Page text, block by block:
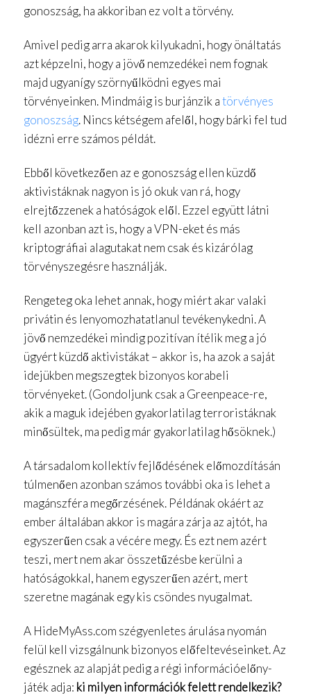
gonoszság, ha akkoriban ez volt a törvény.
Amivel pedig arra akarok kilyukadni, hogy önáltatás
azt képzelni, hogy a jövő nemzedékei nem fognak
majd ugyanígy szörnyűlködni egyes mai
törvényeinken. Mindmáig is burjánzik atörvényes
gonoszság. Nincs kétségem afelől, hogy bárki fel tud
idézni erre számos példát.
Ebből következően az e gonoszság ellen küzdő
aktivistáknak nagyon is jó okuk van rá, hogy
elrejtőzzenek a hatóságok elől. Ezzel együtt látni
kell azonban azt is, hogy a VPN-eket és más
kriptográfiai alagutakat nem csak és kizárólag
törvényszegésre használják.
Rengeteg oka lehet annak, hogy miért akar valaki
privátin és lenyomozhatatlanul tevékenykedni. A
jövő nemzedékei mindig pozitívan ítélik meg a jó
ügyért küzdő aktivistákat – akkor is, ha azok a saját
idejükben megszegtek bizonyos korabeli
törvényeket. (Gondoljunk csak a Greenpeace-re,
akik a maguk idejében gyakorlatilag terroristáknak
minősültek, ma pedig már gyakorlatilag hősöknek.)
A társadalom kollektív fejlődésének előmozdításán
túlmenően azonban számos további oka is lehet a
magánszféra megőrzésének. Példának okáért az
ember általában akkor is magára zárja az ajtót, ha
egyszerűen csak a vécére megy. És ezt nem azért
teszi, mert nem akar összetűzésbe kerülni a
hatóságokkal, hanem egyszerűen azért, mert
szeretne magának egy kis csöndes nyugalmat.
A HideMyAss.com szégyenletes árulása nyomán
felül kell vizsgálnunk bizonyos előfeltevéseinket. Az
egésznek az alapját pedig a régi információelőny-
játék adja: ki milyen információk felett rendelkezik?